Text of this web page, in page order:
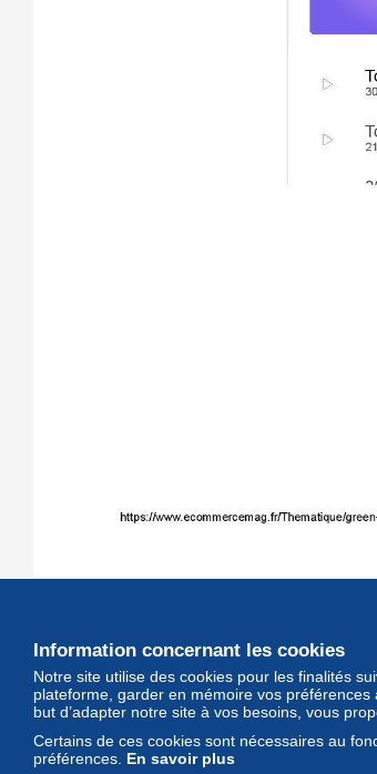
mag-01/2024)
Delcampe Corporate Marketplace
Information concernant les cookies
Notre site utilise des cookies pour les finalités
plateforme, garder en mémoire vos
but d’adapter notre site à vos besoins, vous
Certains de ces cookies sont nécessaires au
préférences. En savoir plus